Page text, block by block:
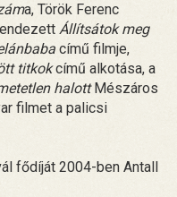
a, Török Ferenc
Állítsátok meg
című filmje,
titkokcímű alkotása, a
halottMészáros
filmet a palicsi
fődíját 2004-ben Antall